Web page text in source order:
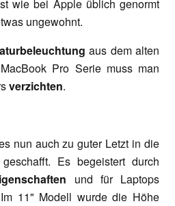
wie bei Apple üblich genormt
ungewohnt.
aus dem alten
Pro Serie muss man
verzichten.
nun auch zu guter Letzt in die
Es begeistert durch
und für Laptops
11" Modell wurde die Höhe